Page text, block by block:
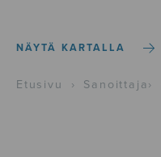
NÄYTÄ KARTALLA
Etusivu › Sanoittaja ›